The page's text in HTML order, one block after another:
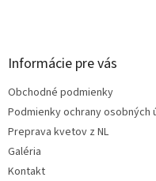
Informácie pre vás
Obchodné podmienky
Podmienky ochrany osobných
Preprava kvetov z NL
Galéria
Kontakt